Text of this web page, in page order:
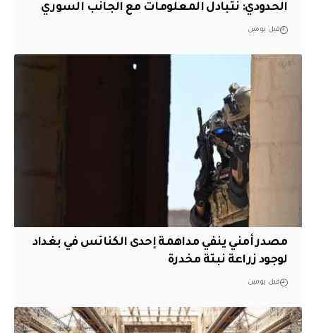
الحدودي: نتبادل المعلومات مع الجانب السوري
قبل يومين
مصدر أمني ينفي مداهمة إحدى الكنائس في بغداد
لوجود زراعة نبتة مخدرة
قبل يومين